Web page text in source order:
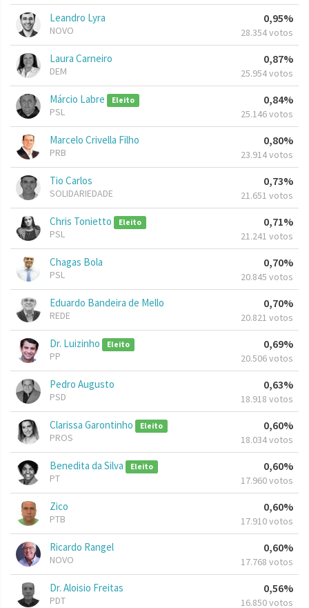
Leandro Lyra
NOVO
0,95%
28.354 votos
Laura Carneiro
DEM
0,87%
25.954 votos
Márcio Labre Eleito
PSL
0,84%
25.146 votos
Marcelo Crivella Filho
PRB
0,80%
23.914 votos
Tio Carlos
SOLIDARIEDADE
0,73%
21.651 votos
Chris Tonietto Eleito
PSL
0,71%
21.241 votos
Chagas Bola
PSL
0,70%
20.845 votos
Eduardo Bandeira de Mello
REDE
0,70%
20.821 votos
Dr. Luizinho Eleito
PP
0,69%
20.506 votos
Pedro Augusto
PSD
0,63%
18.918 votos
Clarissa Garontinho Eleito
PROS
0,60%
18.034 votos
Benedita da Silva Eleito
PT
0,60%
17.960 votos
Zico
PTB
0,60%
17.910 votos
Ricardo Rangel
NOVO
0,60%
17.768 votos
Dr. Aloisio Freitas
PDT
0,56%
16.850 votos